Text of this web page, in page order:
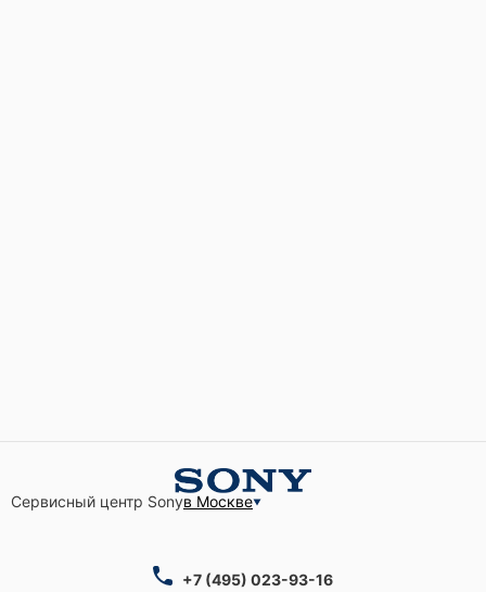
Сервисный центр Sonyв Москве
+7 (495) 023-93-16